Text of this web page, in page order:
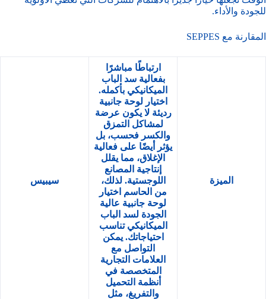
للجودة والأداء.
المقارنة مع SEPPES
الميزة
ارتباطًا مباشرًا
بفعالية سد الباب
الميكانيكي بأكمله.
اختيار لوحة جانبية
رديئة لا يكون عرضة
لمشاكل التمزق
والكسر فحسب، بل
يؤثر أيضًا على فعالية
الإغلاق، مما يقلل
إنتاجية المصانع
اللوجستية. لذلك،
من الحاسم اختيار
لوحة جانبية عالية
الجودة لسد الباب
الميكانيكي تناسب
احتياجاتك. يمكن
التواصل مع
العلامات التجارية
المتخصصة في
أنظمة التحميل
والتفريغ، مثل
سيبيس